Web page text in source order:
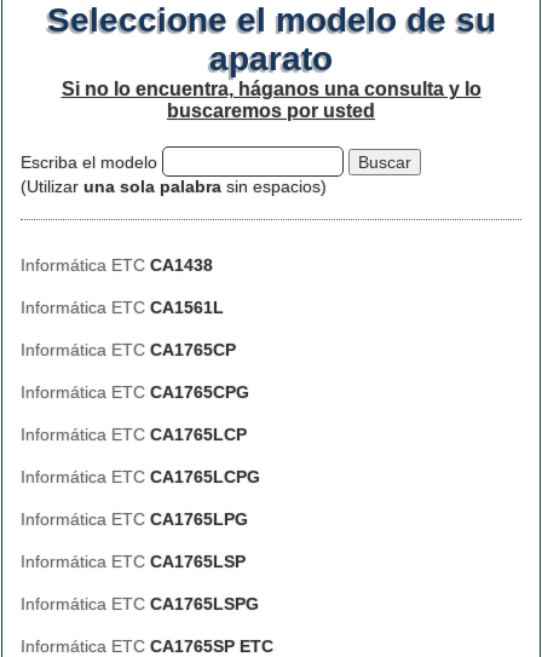
Seleccione el modelo de su
aparato
Si no lo encuentra, háganos una consulta y lo
buscaremos por usted
Escriba el modelo
(Utilizar una sola palabra sin espacios)
Informática ETC CA1438
Informática ETC CA1561L
Informática ETC CA1765CP
Informática ETC CA1765CPG
Informática ETC CA1765LCP
Informática ETC CA1765LCPG
Informática ETC CA1765LPG
Informática ETC CA1765LSP
Informática ETC CA1765LSPG
Informática ETC CA1765SP ETC